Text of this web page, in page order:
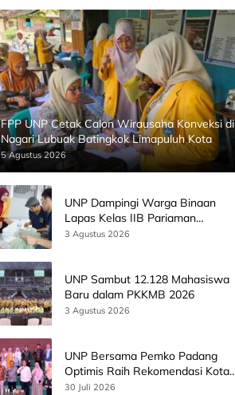
FPP UNP Cetak Calon Wirausaha Konveksi di
Nagari Lubuak Batingkok Limapuluh Kota
5 Agustus 2026
UNP Dampingi Warga Binaan
Lapas Kelas IIB Pariaman
Kembangkan Produk Kreatif
3 Agustus 2026
UNP Sambut 12.128 Mahasiswa
Baru dalam PKKMB 2026
3 Agustus 2026
UNP Bersama Pemko Padang
Optimis Raih Rekomendasi Kota
Gastronomi UNESCO
30 Juli 2026